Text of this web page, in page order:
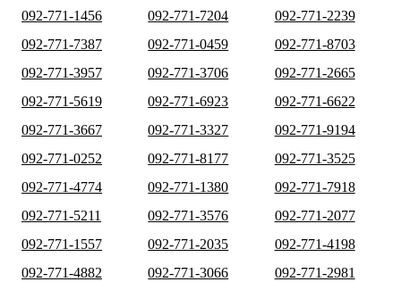
092-771-1456
092-771-7204
092-771-2239
092-771-7387
092-771-0459
092-771-8703
092-771-3957
092-771-3706
092-771-2665
092-771-5619
092-771-6923
092-771-6622
092-771-3667
092-771-3327
092-771-9194
092-771-0252
092-771-8177
092-771-3525
092-771-4774
092-771-1380
092-771-7918
092-771-5211
092-771-3576
092-771-2077
092-771-1557
092-771-2035
092-771-4198
092-771-4882
092-771-3066
092-771-2981